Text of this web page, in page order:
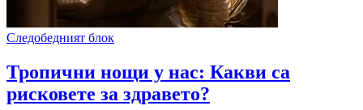
Следобедният блок
Тропични нощи у нас: Какви са
рисковете за здравето?